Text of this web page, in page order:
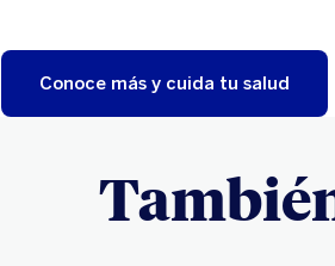
Conoce más y cuida tu salud